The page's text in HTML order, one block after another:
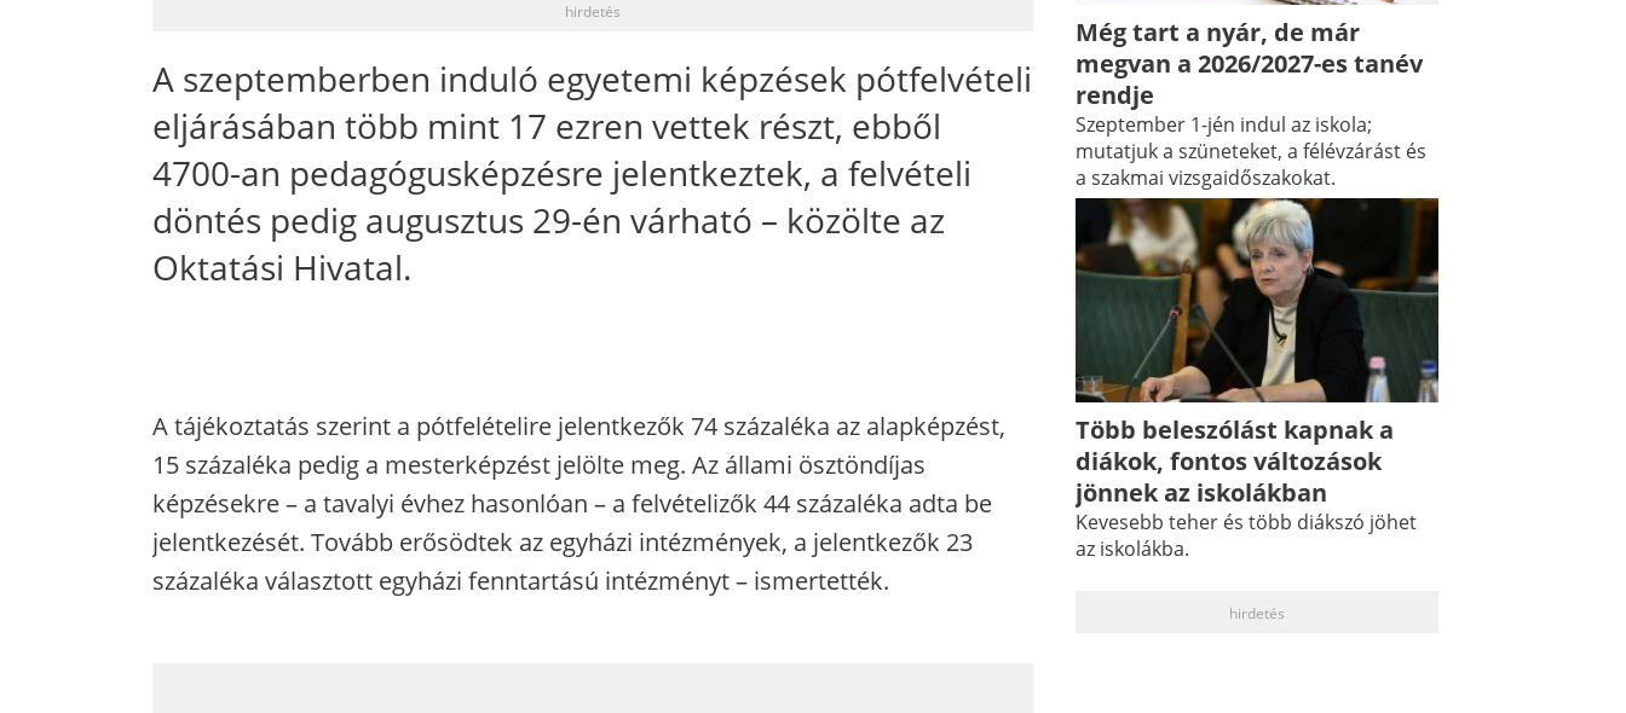
hirdetés
A szeptemberben induló egyetemi képzések pótfelvételi
eljárásában több mint 17 ezren vettek részt, ebből
4700-an pedagógusképzésre jelentkeztek, a felvételi
döntés pedig augusztus 29-én várható – közölte az
Oktatási Hivatal.
A tájékoztatás szerint a pótfelételire jelentkezők 74 százaléka az alapképzést,
15 százaléka pedig a mesterképzést jelölte meg. Az állami ösztöndíjas
képzésekre – a tavalyi évhez hasonlóan – a felvételizők 44 százaléka adta be
jelentkezését. Tovább erősödtek az egyházi intézmények, a jelentkezők 23
százaléka választott egyházi fenntartású intézményt – ismertették.
Még tart a nyár, de már
megvan a 2026/2027-es tanév
rendje
Szeptember 1-jén indul az iskola;
mutatjuk a szüneteket, a félévzárást és
a szakmai vizsgaidőszakokat.
Több beleszólást kapnak a
diákok, fontos változások
jönnek az iskolákban
Kevesebb teher és több diákszó jöhet
az iskolákba.
hirdetés